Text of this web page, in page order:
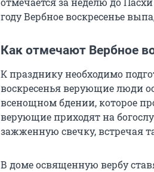
году Вербное воскресенье
Как отмечают Вербное
К празднику необходимо
воскресенья верующие люди
всенощном бдении, которое
верующие приходят на
зажженную свечку, встречая
В доме освященную вербу